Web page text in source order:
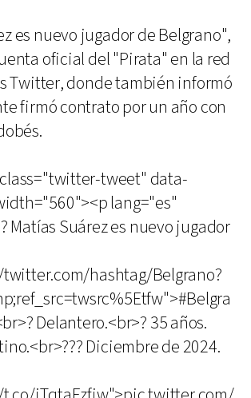
es nuevo jugador de Belgrano",
oficial del "Pirata" en la red
Twitter, donde también informó
firmó contrato por un año con
tweet" data-
lang="es"
Matías Suárez es nuevo jugador
hashtag/Belgrano?
Delantero.<br>? 35 años.
Diciembre de 2024.